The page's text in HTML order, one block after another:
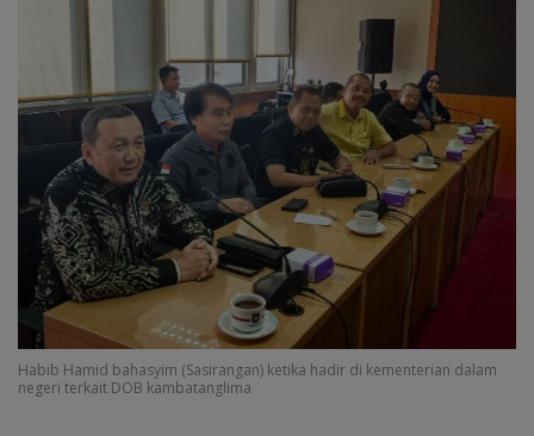
Habib Hamid bahasyim (Sasirangan) ketika hadir di kementerian dalam
negeri terkait DOB kambatanglima